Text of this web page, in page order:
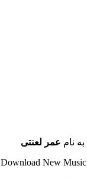
به نام عمر لعنتی
Download New Music